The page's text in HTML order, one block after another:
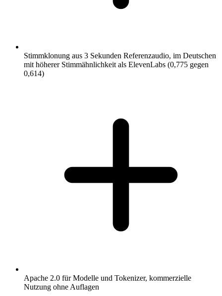
Stimmklonung aus 3 Sekunden Referenzaudio, im Deutschen
mit höherer Stimmähnlichkeit als ElevenLabs (0,775 gegen
0,614)
Apache 2.0 für Modelle und Tokenizer, kommerzielle
Nutzung ohne Auflagen